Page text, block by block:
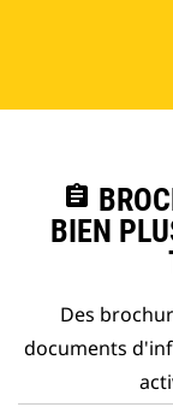
assignment
BIEN
Des
documents